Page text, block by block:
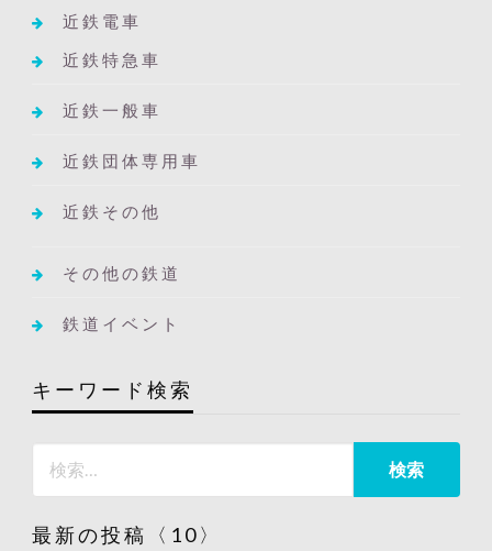
近鉄電車
近鉄特急車
近鉄一般車
近鉄団体専用車
近鉄その他
その他の鉄道
鉄道イベント
キーワード検索
最新の投稿〈10〉